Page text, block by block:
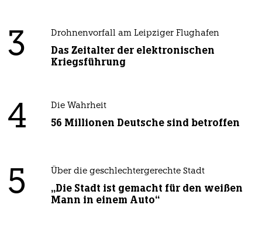
3 Drohnenvorfall am Leipziger Flughafen
Das Zeitalter der elektronischen
Kriegsführung
4 Die Wahrheit
56 Millionen Deutsche sind betroffen
5 Über die geschlechtergerechte Stadt
„Die Stadt ist gemacht für den weißen
Mann in einem Auto“